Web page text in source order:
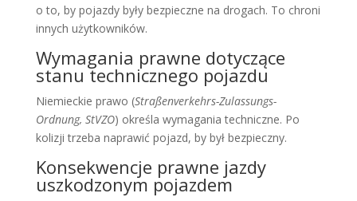
o to, by pojazdy były bezpieczne na drogach. To chroni
innych użytkowników.
Wymagania prawne dotyczące
stanu technicznego pojazdu
Niemieckie prawo (Straßenverkehrs-Zulassungs-
Ordnung, StVZO) określa wymagania techniczne. Po
kolizji trzeba naprawić pojazd, by był bezpieczny.
Konsekwencje prawne jazdy
uszkodzonym pojazdem